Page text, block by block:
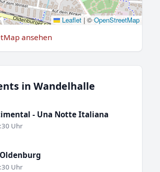
Leaflet |©OpenStreetMap
ansehen
in Wandelhalle
- Una Notte Italiana
Uhr
Uhr